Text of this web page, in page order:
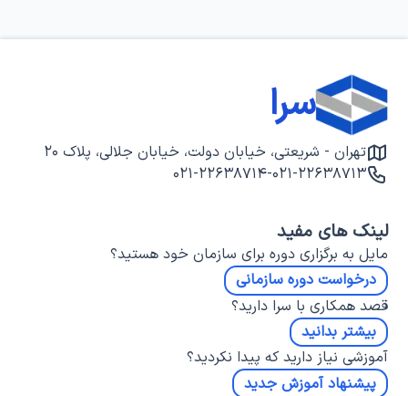
سرا
تهران - شریعتی، خیابان دولت، خیابان جلالی، پلاک ۲۰
۰۲۱-۲۲۶۳۸۷۱۳-۰۲۱-۲۲۶۳۸۷۱۴
لینک های مفید
مایل به برگزاری دوره برای سازمان خود هستید؟
درخواست دوره سازمانی
قصد همکاری با سرا دارید؟
بیشتر بدانید
آموزشی نیاز دارید که پیدا نکردید؟
پیشنهاد آموزش جدید